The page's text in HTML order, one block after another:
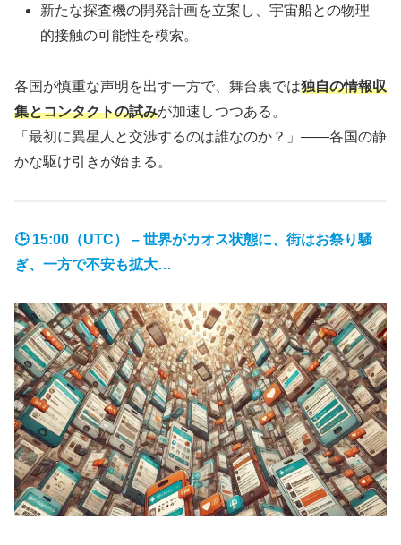
新たな探査機の開発計画を立案し、宇宙船との物理
的接触の可能性を模索。
各国が慎重な声明を出す一方で、舞台裏では独自の情報収
集とコンタクトの試みが加速しつつある。
「最初に異星人と交渉するのは誰なのか？」――各国の静
かな駆け引きが始まる。
🕒 15:00（UTC） – 世界がカオス状態に、街はお祭り騒
ぎ、一方で不安も拡大…